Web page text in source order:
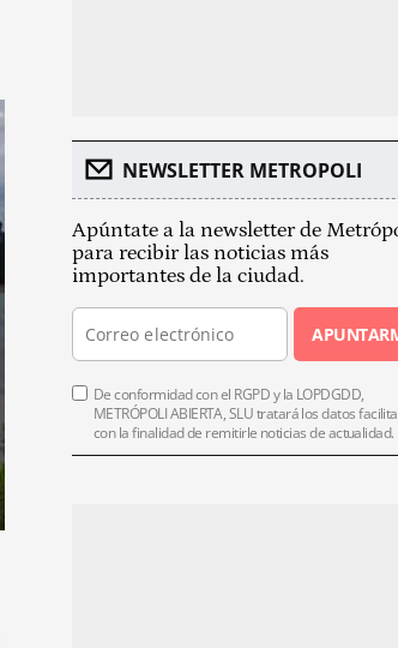
NEWSLETTER METROPOLI
Apúntate a la newsletter de
para recibir las noticias más
importantes de la ciudad.
De conformidad con el RGPD y la LOPDGDD,
METRÓPOLI ABIERTA, SLU tratará los datos
con la finalidad de remitirle noticias de actualidad.